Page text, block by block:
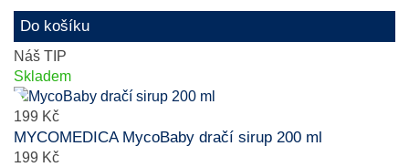
Do košíku
Náš TIP
Skladem
199 Kč
MYCOMEDICA MycoBaby dračí sirup 200 ml
199 Kč